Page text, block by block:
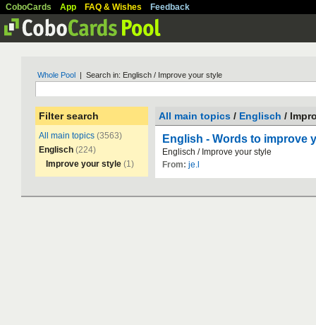
CoboCards App FAQ & Wishes Feedback
Whole Pool | Search in: Englisch / Improve your style
Filter search
All main topics (3563)
Englisch (224)
Improve your style (1)
All main topics / Englisch /
English - Words to improve
Englisch / Improve your style
From: je.l